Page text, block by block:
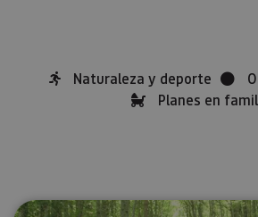
Naturaleza y deporte
Planes en